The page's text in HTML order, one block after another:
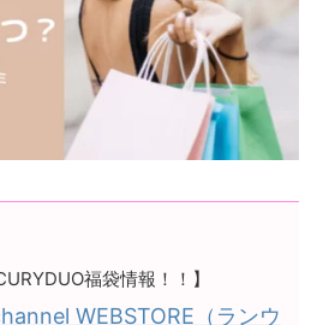
福袋情報！！】
WEBSTORE （ランウ